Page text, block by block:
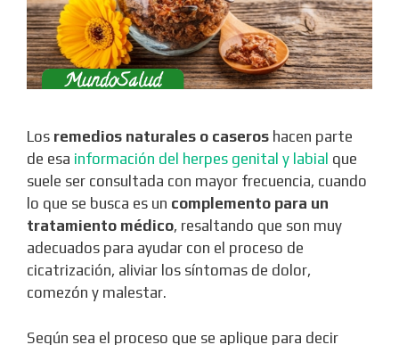
Los remedios naturales o caseros hacen parte
de esa información del herpes genital y labial que
suele ser consultada con mayor frecuencia, cuando
lo que se busca es un complemento para un
tratamiento médico, resaltando que son muy
adecuados para ayudar con el proceso de
cicatrización, aliviar los síntomas de dolor,
comezón y malestar.
Según sea el proceso que se aplique para decir